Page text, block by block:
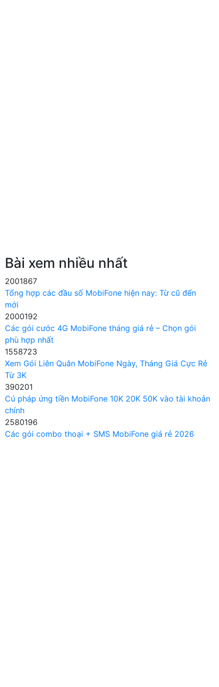
Bài xem nhiều nhất
2001867
Tổng hợp các đầu số MobiFone hiện nay: Từ cũ đến
mới
2000192
Các gói cước 4G MobiFone tháng giá rẻ – Chọn gói
phù hợp nhất
1558723
Xem Gói Liên Quân MobiFone Ngày, Tháng Giá Cực Rẻ
Từ 3K
390201
Cú pháp ứng tiền MobiFone 10K 20K 50K vào tài khoản
chính
2580196
Các gói combo thoại + SMS MobiFone giá rẻ 2026